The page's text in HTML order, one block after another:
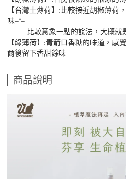
【台灣土薄荷】:比較接近胡椒薄荷
味=ˇ=
比較意象一點的說法，大概就是
【綠薄荷】:青箭口香糖的味道，感
爾後留下香甜餘味
商品說明